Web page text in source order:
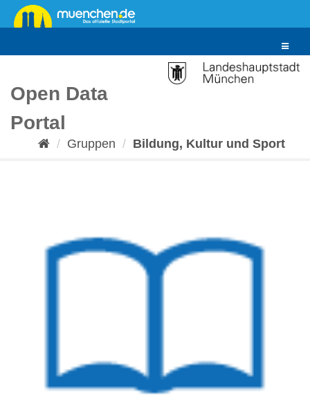
Überspringen
zum
Toggle
Open Data
Portal
Gruppen Bildung, Kultur und Sport